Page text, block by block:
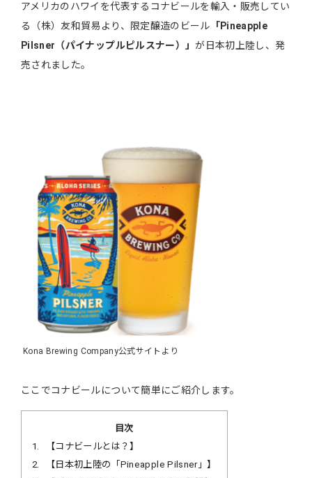
アメリカのハワイを代表するコナビールを輸入・販売してい
る（株）友和貿易より、限定醸造のビール 「Pineapple
Pilsner（パイナップルピルスナー）」が日本初上陸し、発
売されました。
Kona Brewing Company公式サイトより
ここでコナビールについて簡単にご紹介します。
目次
1
【コナビールとは？】
2
【日本初上陸の「Pineapple Pilsner」】